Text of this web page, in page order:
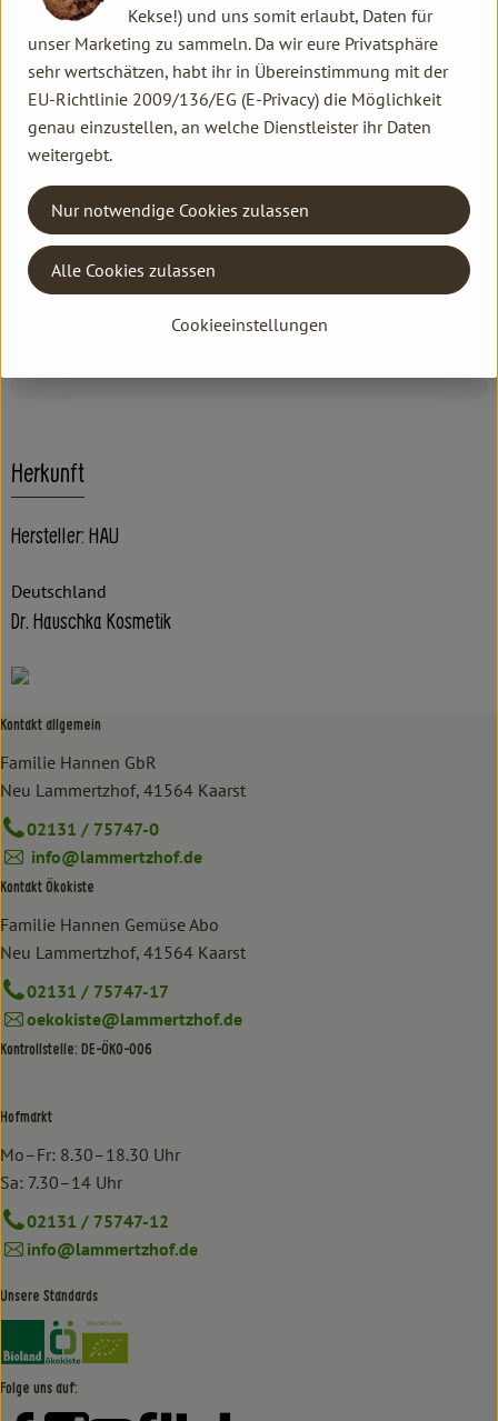
Nach Bedarf mehrmals täglich mit der Fingerspitze auf die
Lippen auftragen.
Rizinusöl, Bienenwachs, Erdnussöl, Auszüge aus Karotte und
Wundklee, Aprikosenkernöl, Auszug aus Ringelblume,
Sonnenblumenöl, Kakaobutter, Auszug aus Johanniskraut,
Seidenpulver, Weizenkeimöl, Jojobaöl, Weizenkleie-Extrakt,
Lecithin, Ätherische Öle.
Produktinformationen
Herkunft
Hersteller: HAU
Deutschland
Dr. Hauschka Kosmetik
Kontakt allgemein
Familie Hannen GbR
Neu Lammertzhof, 41564 Kaarst
02131 / 75747-0
info@lammertzhof.de
Kontakt Ökokiste
Familie Hannen Gemüse Abo
Neu Lammertzhof, 41564 Kaarst
02131 / 75747-17
oekokiste@lammertzhof.de
Kontrollstelle: DE-ÖKO-006
Hofmarkt
Mo–Fr: 8.30–18.30 Uhr
Sa: 7.30–14 Uhr
02131 / 75747-12
info@lammertzhof.de
Unsere Standards
Externer Link zu https://www.bioland.de/verbraucher
Externer Link zu https://www.oekokiste.de/
Folge uns auf:
Kekse!) und uns somit erlaubt, Daten für
unser Marketing zu sammeln. Da wir eure Privatsphäre
sehr wertschätzen, habt ihr in Übereinstimmung mit der
EU-Richtlinie 2009/136/EG (E-Privacy) die Möglichkeit
genau einzustellen, an welche Dienstleister ihr Daten
weitergebt.
Cookieeinstellungen
Nur notwendige Cookies zulassen
Alle Cookies zulassen